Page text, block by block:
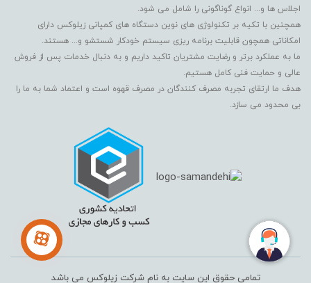
اجلاس ها و... انواع گوناگونی را شامل می شود.
همچنین با تکیه بر تکنولوژی های نوین دستگاه های کمپانی زیلوکس دارای
امکاناتی همچون قابلیت برنامه ریزی سیستم خودکار شستشو و... هستند.
ما به عملکرد برتر و رضایت مشتریان تاکید داریم و به دنبال خدمات پس از فروش
عالی و حمایت فنی کامل هستیم.
هدف ما ارتقای تجربه مصرف کنندگان در مصرف قهوه است و اعتماد شما به ما را
بی محدود می سازد.
تمامی حقوق این سایت به نام شرکت زیلوکس می باشد